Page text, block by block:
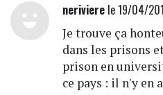
nerivierele 19/04/
Je trouve ça
dans les prisons
prison en
ce pays : il n'y en